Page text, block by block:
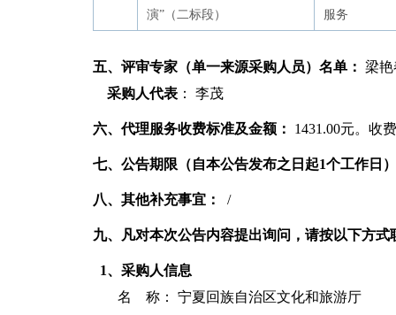
演”（二标段）
服务
五、评审专家（单一来源采购人员）名单： 梁
采购人代表 ： 李茂
六、代理服务收费标准及金额： 1431.00元。收
七、公告期限（自本公告发布之日起1个工作日
八、其他补充事宜： /
九、凡对本次公告内容提出询问，请按以下方式
1、采购人信息
名 称： 宁夏回族自治区文化和旅游厅